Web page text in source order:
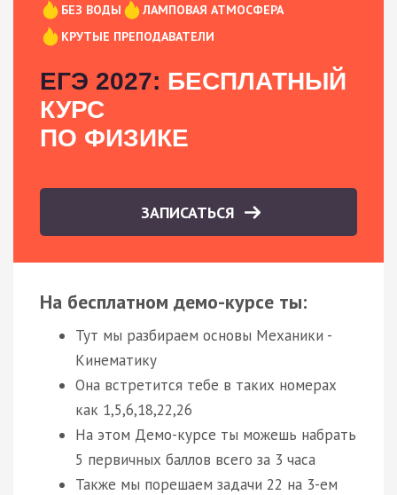
БЕЗ ВОДЫ
ЛАМПОВАЯ АТМОСФЕРА
КРУТЫЕ ПРЕПОДАВАТЕЛИ
ЕГЭ 2027: БЕСПЛАТНЫЙ
КУРС
ПО ФИЗИКЕ
ЗАПИСАТЬСЯ
На бесплатном демо-курсе ты:
Тут мы разбираем основы Механики -
Кинематику
Она встретится тебе в таких номерах
как 1,5,6,18,22,26
На этом Демо-курсе ты можешь набрать
5 первичных баллов всего за 3 часа
Также мы порешаем задачи 22 на 3-ем